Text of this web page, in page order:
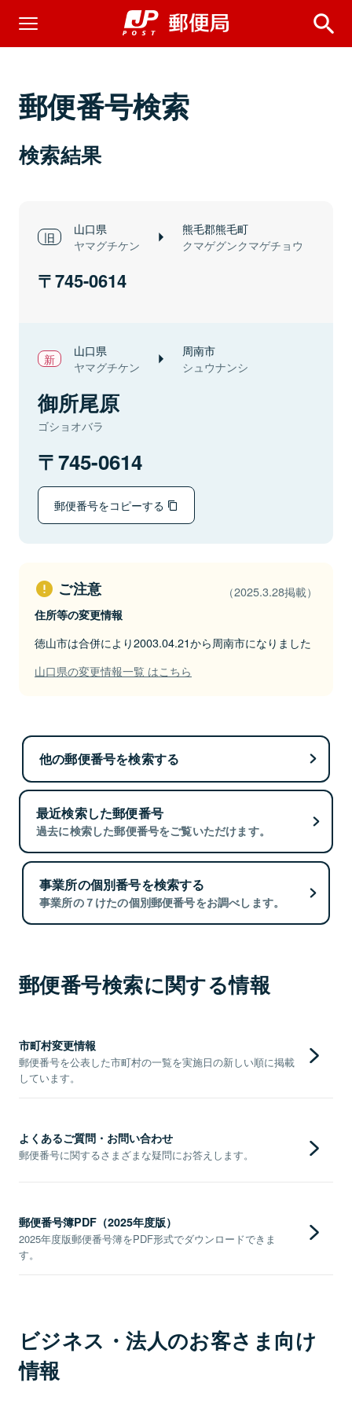
郵便番号検索
検索結果
山口県
ヤマグチケン
熊毛郡熊毛町
クマゲグンクマゲチョウ
745-0614
山口県
ヤマグチケン
周南市
シュウナンシ
御所尾原
ゴショオバラ
745-0614
郵便番号をコピーする
ご注意 （2025.3.28掲載）
住所等の変更情報
徳山市は合併により2003.04.21から周南市になりました
山口県の変更情報一覧 はこちら
他の郵便番号を検索する
最近検索した郵便番号
過去に検索した郵便番号をご覧いただけます。
事業所の個別番号を検索する
事業所の７けたの個別郵便番号をお調べします。
郵便番号検索に関する情報
市町村変更情報
郵便番号を公表した市町村の一覧を実施日の新しい順に掲載
しています。
よくあるご質問・お問い合わせ
郵便番号に関するさまざまな疑問にお答えします。
郵便番号簿PDF（2025年度版）
2025年度版郵便番号簿をPDF形式でダウンロードできま
す。
ビジネス・法人のお客さま向け
情報